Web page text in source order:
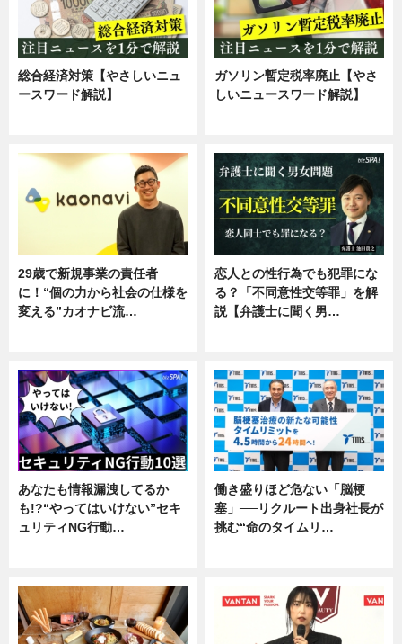
総合経済対策【やさしいニュ
ースワード解説】
ガソリン暫定税率廃止【やさ
しいニュースワード解説】
29歳で新規事業の責任者
に！“個の力から社会の仕様を
変える”カオナビ流…
恋人との性行為でも犯罪にな
る？「不同意性交等罪」を解
説【弁護士に聞く男…
あなたも情報漏洩してるか
も!?“やってはいけない”セキ
ュリティNG行動…
働き盛りほど危ない「脳梗
塞」──リクルート出身社長が
挑む“命のタイムリ…